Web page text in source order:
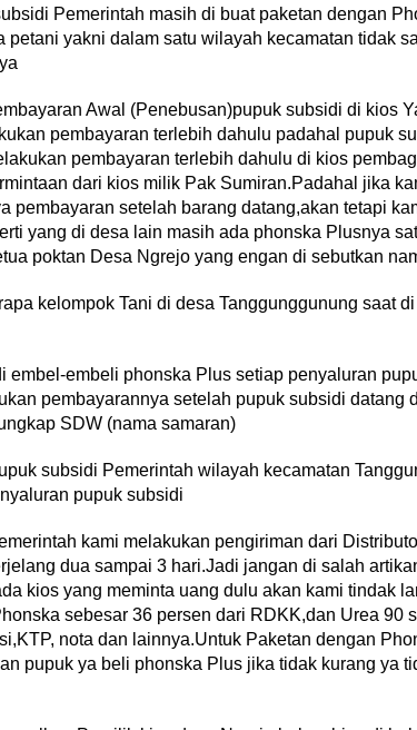
Pemerintah masih di buat paketan dengan
yakni dalam satu wilayah kecamatan tidak
Awal (Penebusan)pupuk subsidi di kios
pembayaran terlebih dahulu padahal pupuk
pembayaran terlebih dahulu di kios
dari kios milik Pak Sumiran.Padahal jika
pembayaran setelah barang datang,akan tetapi
yang di desa lain masih ada phonska Plusnya
poktan Desa Ngrejo yang engan di sebutkan
kelompok Tani di desa Tanggunggunung saat
embel-embeli phonska Plus setiap penyaluran
pembayarannya setelah pupuk subsidi datang
SDW (nama samaran)
subsidi Pemerintah wilayah kecamatan
pupuk subsidi
kami melakukan pengiriman dari
dua sampai 3 hari.Jadi jangan di salah
kios yang meminta uang dulu akan kami tindak
sebesar 36 persen dari RDKK,dan Urea 90
nota dan lainnya.Untuk Paketan dengan
pupuk ya beli phonska Plus jika tidak kurang ya